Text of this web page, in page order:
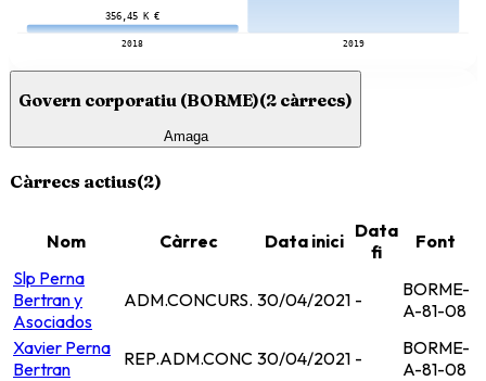
356,45 K €
2018 2019
Govern corporatiu (BORME)(2 càrrecs)
Amaga
Càrrecs actius(2)
Nom Càrrec Data inici Data
fi
Font
Slp Perna
Bertran y
Asociados
ADM.CONCURS. 30/04/2021 -
BORME-
A-81-08
Xavier Perna
Bertran
REP.ADM.CONC 30/04/2021 -
BORME-
A-81-08